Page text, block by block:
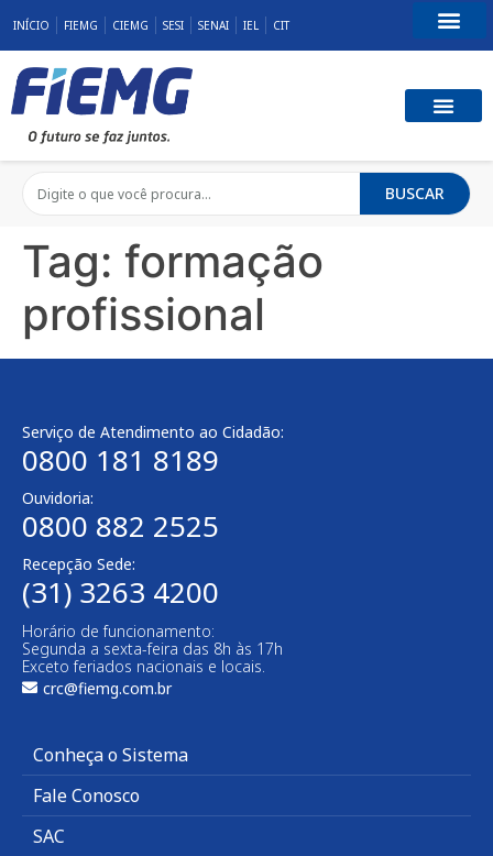
INÍCIO FIEMG CIEMG SESI SENAI IEL CIT
BUSCAR
Tag: formação
profissional
Serviço de Atendimento ao Cidadão:
0800 181 8189
Ouvidoria:
0800 882 2525
Recepção Sede:
(31) 3263 4200
Horário de funcionamento:
Segunda a sexta-feira das 8h às 17h
Exceto feriados nacionais e locais.
crc@fiemg.com.br
Conheça o Sistema
Fale Conosco
SAC